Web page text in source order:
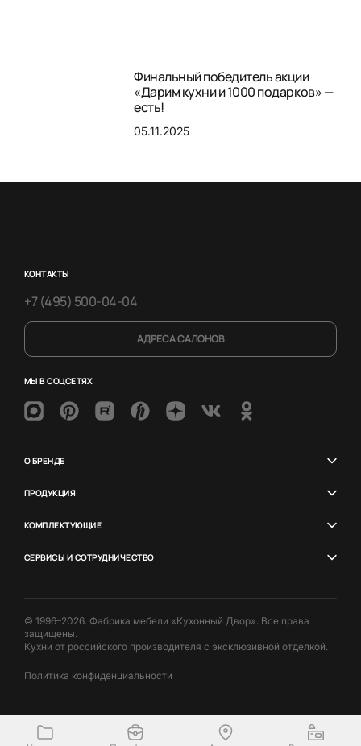
Финальный победитель акции
«Дарим кухни и 1000 подарков» —
есть!
05.11.2025
КОНТАКТЫ
+7 (495) 500-04-04
АДРЕСА САЛОНОВ
МЫ В СОЦСЕТЯХ
О БРЕНДЕ
ПРОДУКЦИЯ
КОМПЛЕКТУЮЩИЕ
СЕРВИСЫ И СОТРУДНИЧЕСТВО
© 1996–2026. Фабрика мебели «Кухонный Двор». Все права
защищены.
Кухни от российского производителя с эксклюзивной отделкой.
Политика конфиденциальности